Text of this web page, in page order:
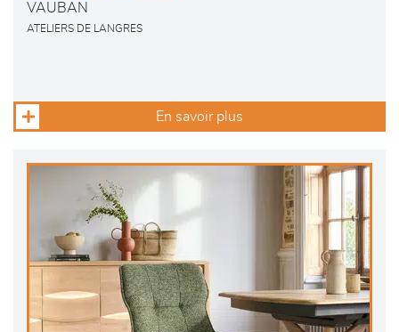
VAUBAN
ATELIERS DE LANGRES
En savoir plus